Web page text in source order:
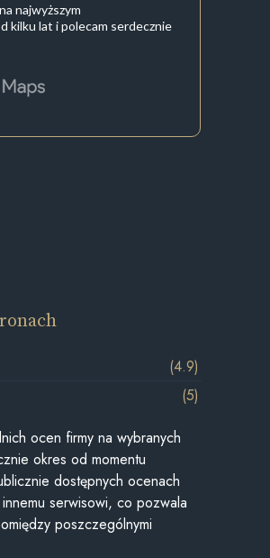
najwyższym
kilku lat i polecam serdecznie
(4.9)
(5)
ocen firmy na wybranych
okres od momentu
dostępnych ocenach
serwisowi, co pozwala
poszczególnymi